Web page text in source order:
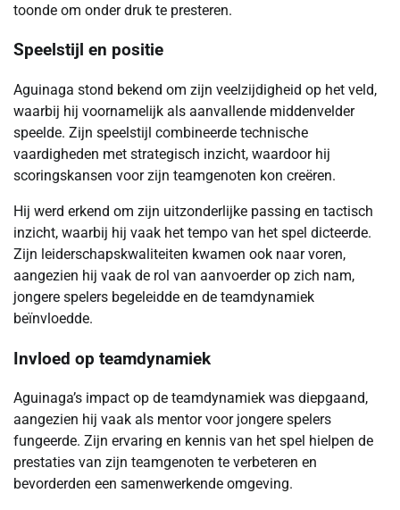
toonde om onder druk te presteren.
Speelstijl en positie
Aguinaga stond bekend om zijn veelzijdigheid op het veld,
waarbij hij voornamelijk als aanvallende middenvelder
speelde. Zijn speelstijl combineerde technische
vaardigheden met strategisch inzicht, waardoor hij
scoringskansen voor zijn teamgenoten kon creëren.
Hij werd erkend om zijn uitzonderlijke passing en tactisch
inzicht, waarbij hij vaak het tempo van het spel dicteerde.
Zijn leiderschapskwaliteiten kwamen ook naar voren,
aangezien hij vaak de rol van aanvoerder op zich nam,
jongere spelers begeleidde en de teamdynamiek
beïnvloedde.
Invloed op teamdynamiek
Aguinaga’s impact op de teamdynamiek was diepgaand,
aangezien hij vaak als mentor voor jongere spelers
fungeerde. Zijn ervaring en kennis van het spel hielpen de
prestaties van zijn teamgenoten te verbeteren en
bevorderden een samenwerkende omgeving.